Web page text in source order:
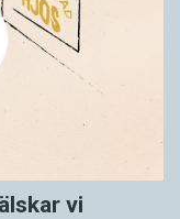
vi